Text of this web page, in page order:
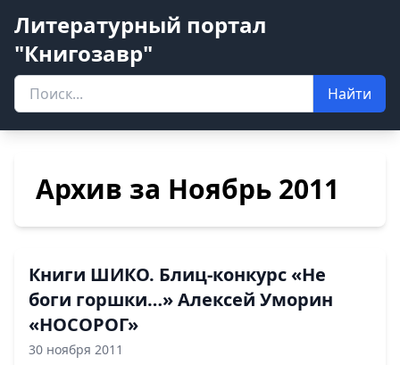
Литературный портал
"Книгозавр"
Найти
Архив за Ноябрь 2011
Книги ШИКО. Блиц-конкурс «Не
боги горшки…» Алексей Уморин
«НОСОРОГ»
30 ноября 2011